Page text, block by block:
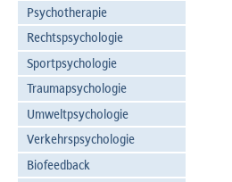
Psychotherapie
Rechtspsychologie
Sportpsychologie
Traumapsychologie
Umweltpsychologie
Verkehrspsychologie
Biofeedback